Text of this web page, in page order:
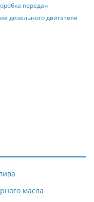
передач
дизельного двигателя
масла